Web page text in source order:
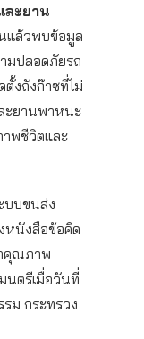
ละยาน
แล้วพบข้อมูล
มปลอดภัยรถ
ตั้งถังก๊าซที่ไม่
ะยานพาหนะ
พชีวิตและ
บบขนส่ง
หนังสือข้อคิด
คุณภาพ
นตรีเมื่อวันที่
ม กระทรวง